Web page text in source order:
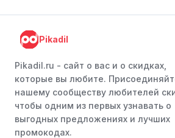
Instagram. Ритейлеры часто
акциями.
Программы лояльности:
программам лояльности,
магазинами, чтобы пользоваться
преимуществами, как скидки
ранний доступ к распродажам
акциям.
Pikadil
Pikadil.ru - cайт о вас и о скидках,
которые вы любите.
нашему сообществу любителей
чтобы одним из первых узнавать о
выгодных предложениях и лучших
промокодах.